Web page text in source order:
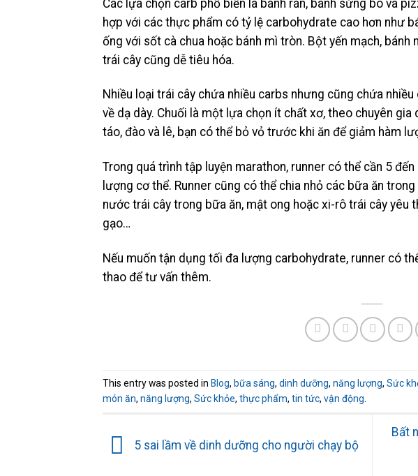
Các lựa chọn carb phổ biến là bánh rán, bánh sừng bò và
hợp với các thực phẩm có tỷ lệ carbohydrate cao hơn như
ống với sốt cà chua hoặc bánh mì tròn. Bột yến mạch, bánh
trái cây cũng dễ tiêu hóa.
Nhiều loại trái cây chứa nhiều carbs nhưng cũng chứa
về dạ dày. Chuối là một lựa chọn ít chất xơ, theo chuyên gia
táo, đào và lê, bạn có thể bỏ vỏ trước khi ăn để giảm hàm
Trong quá trình tập luyện marathon, runner có thể cần 5
lượng cơ thể. Runner cũng có thể chia nhỏ các bữa ăn
nước trái cây trong bữa ăn, mật ong hoặc xi-rô trái cây yêu
gạo…
Nếu muốn tận dụng tối đa lượng carbohydrate, runner có
thao để tư vấn thêm.
This entry was posted in Blog, bữa sáng, dinh dưỡng, năng lượng, Sức
món ăn, năng lượng, Sức khỏe, thực phẩm, tin tức, vận động.
5 sai lầm về dinh dưỡng cho người chạy bộ
Bất